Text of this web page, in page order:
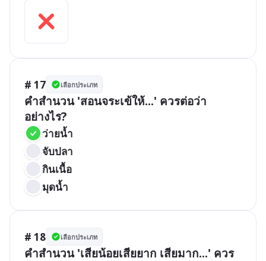
# 17 เลือกประเภท
คำสำนวน 'สอนจระเข้ให้...' ควรต่อว่า
อย่างไร?
ว่ายน้ำ
จับปลา
กินเนื้อ
มุดน้ำ
# 18 เลือกประเภท
คำสำนวน 'เสียน้อยเสียยาก เสียมาก...' ควร